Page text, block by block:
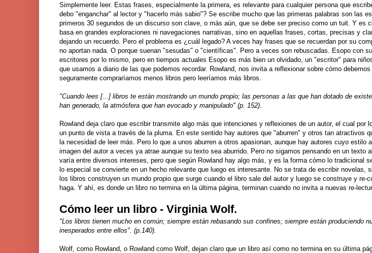
Simplemente leer. Estas frases, especialmente la primera, es relevante para cualquier persona que
debo "enganchar" al lector y "hacerlo más sabio"? Se escribe mucho que las primeras palabras son las
primeros 30 segundos de un discurso son clave, o más aún, que se debe ser preciso como un tuit. Y es
basa en grandes exploraciones ni navegaciones narrativas, sino en aquellas frases, cortas, precisas y
dejando un recuerdo. Pero el problema es ¿cuál legado? A veces hay frases que se recuerdan por su
no aportan nada. O porque suenan "sesudas" o "científicas". Pero a veces son rebuscadas. Esopo con
escritores por lo mismo, pero en tiempos actuales Esopo es más bien un olvidado, un "escritor" para
que usamos a diario de las que podemos recordar. Rowland, nos invita a reflexionar sobre cómo
seguramente compraríamos menos libros pero leeríamos más libros.
"Cuando lees [...] libros te están mostrando un mundo propio; las personas a las que han dotado de
han generado, la atmósfera que han evocado y manipulado" (p. 152).
Rowland deja claro que escribir transmite algo más que intenciones y reflexiones de un autor, el cual por
un punto de vista a través de la pluma. En este sentido hay autores que "aburren" y otros tan atractivos
la necesidad de leer más. Pero lo que a unos aburren a otros apasionan, aunque hay autores cuyo estilo
imagen del autor a veces ya atrae aunque su texto sea aburrido. Pero no sigamos pensando en un texto
varía entre diversos intereses, pero que según Rowland hay algo más, y es la forma cómo lo tradicional
lo especial se convierte en un hecho relevante que luego es interesante. No se trata de escribir novelas,
los libros construyen un mundo propio que surge cuando el libro sale del autor y luego se construye y re-
haga. Y ahí, es donde un libro no termina en la última página, terminan cuando no invita a nuevas re-
Cómo leer un libro - Virginia Wolf.
"Los libros tienen mucho en común; siempre están rebasando sus confines; siempre están produciendo
inesperados entre ellos". (p.140).
Wolf, como Rowland, o Rowland como Wolf, dejan claro que un libro así como no termina en su última